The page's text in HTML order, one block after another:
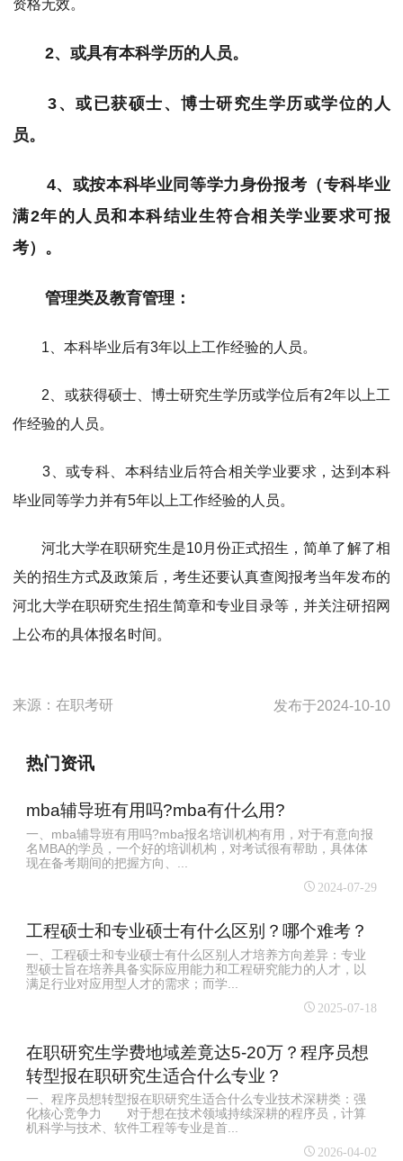
资格无效。
2、或具有本科学历的人员。
3、或已获硕士、博士研究生学历或学位的人
员。
4、或按本科毕业同等学力身份报考（专科毕业
满2年的人员和本科结业生符合相关学业要求可报
考）。
管理类及教育管理：
1、本科毕业后有3年以上工作经验的人员。
2、或获得硕士、博士研究生学历或学位后有2年以上工
作经验的人员。
3、或专科、本科结业后符合相关学业要求，达到本科
毕业同等学力并有5年以上工作经验的人员。
河北大学在职研究生是10月份正式招生，简单了解了相
关的招生方式及政策后，考生还要认真查阅报考当年发布的
河北大学在职研究生招生简章和专业目录等，并关注研招网
上公布的具体报名时间。
来源：在职考研 发布于2024-10-10
热门资讯
mba辅导班有用吗?mba有什么用?
一、mba辅导班有用吗?mba报名培训机构有用，对于有意向报
名MBA的学员，一个好的培训机构，对考试很有帮助，具体体
现在备考期间的把握方向、...
2024-07-29
工程硕士和专业硕士有什么区别？哪个难考？
一、工程硕士和专业硕士有什么区别人才培养方向差异：专业
型硕士旨在培养具备实际应用能力和工程研究能力的人才，以
满足行业对应用型人才的需求；而学...
2025-07-18
在职研究生学费地域差竟达5-20万？程序员想
转型报在职研究生适合什么专业？
一、程序员想转型报在职研究生适合什么专业技术深耕类：强
化核心竞争力 对于想在技术领域持续深耕的程序员，计算
机科学与技术、软件工程等专业是首...
2026-04-02